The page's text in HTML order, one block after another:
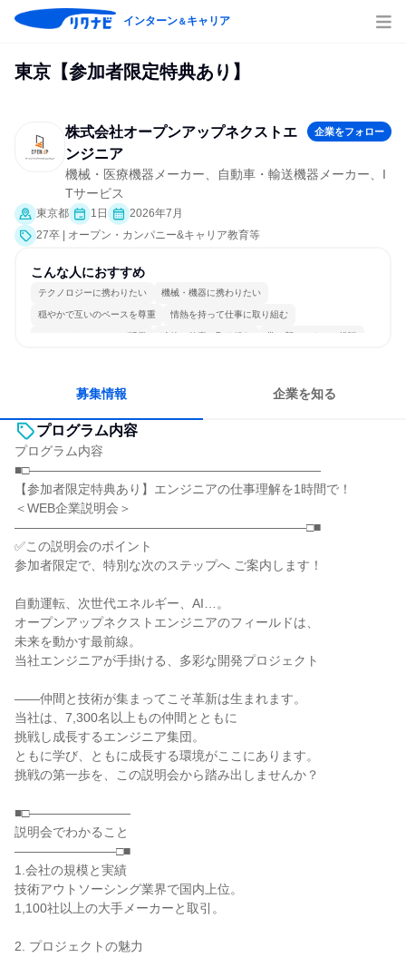
インターン＆キャリア
東京【参加者限定特典あり】
株式会社オープンアップネクストエ
ンジニア
企業をフォロー
機械・医療機器メーカー、自動車・輸送機器メーカー、I
Tサービス
東京都 1日
2026年7月
27卒 | オープン・カンパニー&キャリア教育等
こんな人におすすめ
テクノロジーに携わりたい 機械・機器に携わりたい
穏やかで互いのペースを尊重 情熱を持って仕事に取り組む
コミュニケーションが活発 冷静に仕事に取り組む 常に新しいものに挑戦
募集情報 企業を知る
プログラム内容
プログラム内容
■□―――――――――――――――――――――――
【参加者限定特典あり】エンジニアの仕事理解を1時間で！
＜WEB企業説明会＞
―――――――――――――――――――――――□■
✅この説明会のポイント
参加者限定で、特別な次のステップへ ご案内します！
自動運転、次世代エネルギー、AI…。
オープンアップネクストエンジニアのフィールドは、
未来を動かす最前線。
当社エンジニアが手掛ける、多彩な開発プロジェクト
――仲間と技術が集まってこそ革新は生まれます。
当社は、7,300名以上もの仲間とともに
挑戦し成長するエンジニア集団。
ともに学び、ともに成長する環境がここにあります。
挑戦の第一歩を、この説明会から踏み出しませんか？
■□――――――――
説明会でわかること
――――――――□■
1.会社の規模と実績
技術アウトソーシング業界で国内上位。
1,100社以上の大手メーカーと取引。
2. プロジェクトの魅力